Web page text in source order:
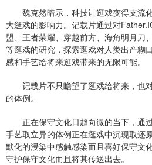
魏克然暗示，科技让逛戏变得支流
大逛戏的影响力。记载片通过对
盟、王者荣耀、穿越前方、海角明月刀
等逛戏的研究，探索逛戏对人类出产糊
感和手艺给将来逛戏带来的无限可能。
记载片不只瞻望了逛戏给将来，也
的体例。
正在保守文化日趋向微的当下，通
手艺取立异的体例正在逛戏中沉现取还
默化的浸染中感触感染而且喜好保守文
守护保守文化而且将其传送出去。